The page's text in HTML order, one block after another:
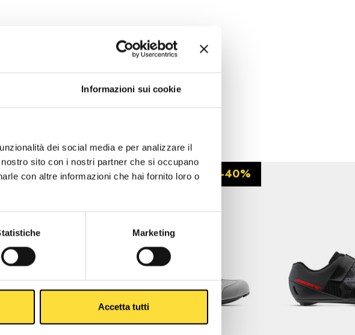
Informazioni sui cookie
dei social media e per analizzare il
sito con i nostri partner che si occupano
con altre informazioni che hai fornito loro o
Marketing
Accetta tutti
-40% -40%